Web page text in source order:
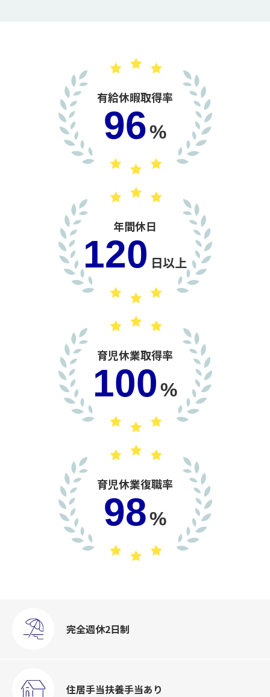
有給休暇取得率
96%
年間休日
120 日以上
育児休業取得率
100%
育児休業復職率
98%
完全週休2日制
住居手当扶養手当あり